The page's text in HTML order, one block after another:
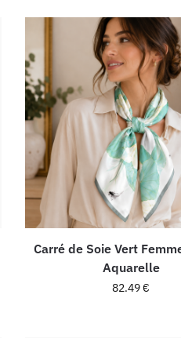
Carré de Soie Vert
Aquarelle
82.49€